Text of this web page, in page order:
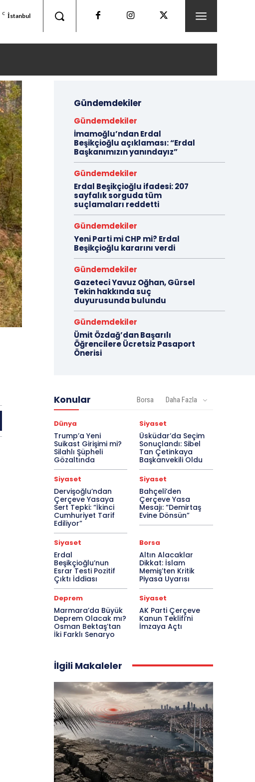
C İstanbul
Gündemdekiler
Gündemdekiler
İmamoğlu’ndan Erdal
Beşikçioğlu açıklaması: “Erdal
Başkanımızın yanındayız”
Gündemdekiler
Erdal Beşikçioğlu ifadesi: 207
sayfalık sorguda tüm
suçlamaları reddetti
Gündemdekiler
Yeni Parti mi CHP mi? Erdal
Beşikçioğlu kararını verdi
Gündemdekiler
Gazeteci Yavuz Oğhan, Gürsel
Tekin hakkında suç
duyurusunda bulundu
Gündemdekiler
Ümit Özdağ’dan Başarılı
Öğrencilere Ücretsiz Pasaport
Önerisi
Konular Borsa Daha Fazla
Dünya
Trump’a Yeni
Suikast Girişimi mi?
Silahlı Şüpheli
Gözaltında
Siyaset
Üsküdar’da Seçim
Sonuçlandı: Sibel
Tan Çetinkaya
Başkanvekili Oldu
Siyaset
Dervişoğlu’ndan
Çerçeve Yasaya
Sert Tepki: “İkinci
Cumhuriyet Tarif
Ediliyor”
Siyaset
Bahçeli’den
Çerçeve Yasa
Mesajı: “Demirtaş
Evine Dönsün”
Siyaset
Erdal
Beşikçioğlu’nun
Esrar Testi Pozitif
Çıktı İddiası
Borsa
Altın Alacaklar
Dikkat: İslam
Memiş’ten Kritik
Piyasa Uyarısı
Deprem
Marmara’da Büyük
Deprem Olacak mı?
Osman Bektaş’tan
İki Farklı Senaryo
Siyaset
AK Parti Çerçeve
Kanun Teklifi’ni
İmzaya Açtı
İlgili Makaleler